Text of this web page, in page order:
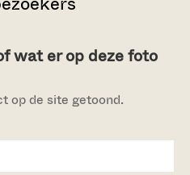
wat er op deze foto
op de site getoond.